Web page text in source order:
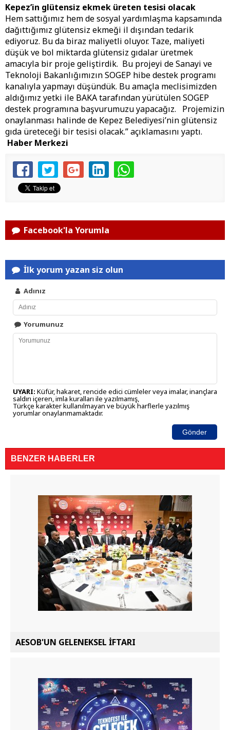
Kepez’in glütensiz ekmek üreten tesisi olacak
Hem sattığımız hem de sosyal yardımlaşma kapsamında
dağıttığımız glütensiz ekmeği il dışından tedarik
ediyoruz. Bu da biraz maliyetli oluyor. Taze, maliyeti
düşük ve bol miktarda glütensiz gıdalar üretmek
amacıyla bir proje geliştirdik. Bu projeyi de Sanayi ve
Teknoloji Bakanlığımızın SOGEP hibe destek programı
kanalıyla yapmayı düşündük. Bu amaçla meclisimizden
aldığımız yetki ile BAKA tarafından yürütülen SOGEP
destek programına başvurumuzu yapacağız. Projemizin
onaylanması halinde de Kepez Belediyesi’nin glütensiz
gıda üreteceği bir tesisi olacak.” açıklamasını yaptı.
Haber Merkezi
Facebook'la Yorumla
İlk yorum yazan siz olun
Adınız
Yorumunuz
UYARI: Küfür, hakaret, rencide edici cümleler veya imalar, inançlara
saldırı içeren, imla kuralları ile yazılmamış,
Türkçe karakter kullanılmayan ve büyük harflerle yazılmış
yorumlar onaylanmamaktadır.
Gönder
BENZER HABERLER
AESOB'UN GELENEKSEL İFTARI